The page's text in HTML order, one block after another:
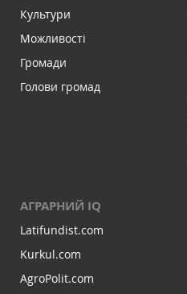
Культури
Можливості
Громади
Голови громад
АГРАРНИЙ IQ
Latifundist.com
Kurkul.com
AgroPolit.com